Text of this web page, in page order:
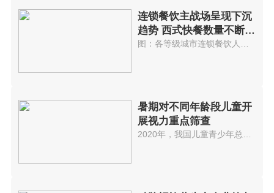
连锁餐饮主战场呈现下沉
趋势 西式快餐数量不断增
加
暑期对不同年龄段儿童开
展视力重点筛查